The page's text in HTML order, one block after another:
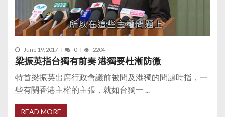
June 19, 2017 0 2204
梁振英指台獨有前奏 港獨要杜漸防微
特首梁振英出席行政會議前被問及港獨的問題時指，一
些有關香港主權的主張，就如台獨一 ...
READ MORE